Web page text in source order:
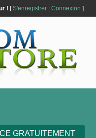
! [S'enregistrer| Connexion ]
GRATUITEMENT